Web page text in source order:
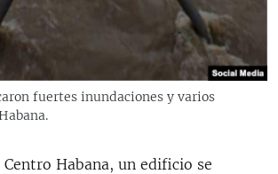
fuertes inundaciones y varios
Habana, un edificio se